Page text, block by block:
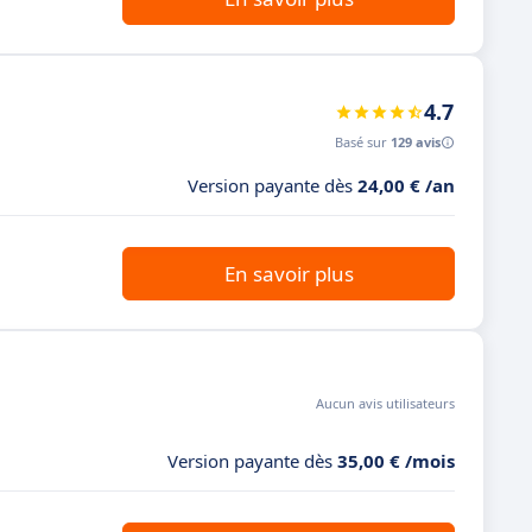
4.7
Basé sur 129 avis
Version payante dès 24,00 € /an
En savoir plus
Aucun avis utilisateurs
Version payante dès 35,00 € /mois